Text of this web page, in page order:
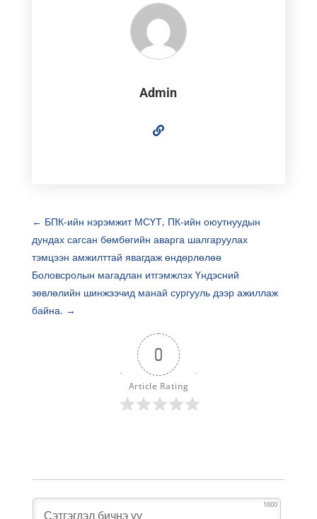
Admin
← БПК-ийн нэрэмжит МСҮТ, ПК-ийн оюутнуудын
дундах сагсан бөмбөгийн аварга шалгаруулах
тэмцээн амжилттай явагдаж өндөрлөлөө
Боловсролын магадлан итгэмжлэх Үндэсний
зөвлөлийн шинжээчид манай сургууль дээр ажиллаж
байна. →
0
Article Rating
1000